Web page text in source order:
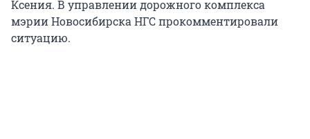
Ксения. В управлении дорожного комплекса
мэрии Новосибирска НГС прокомментировали
ситуацию.